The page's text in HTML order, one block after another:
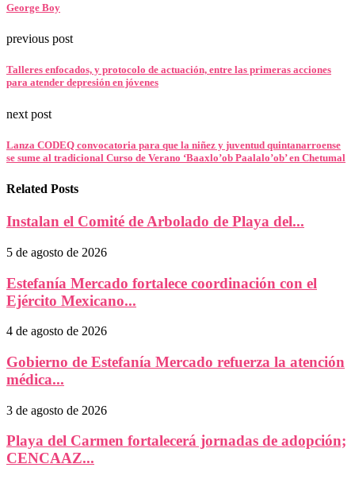
George Boy
previous post
Talleres enfocados, y protocolo de actuación, entre las primeras acciones
para atender depresión en jóvenes
next post
Lanza CODEQ convocatoria para que la niñez y juventud quintanarroense
se sume al tradicional Curso de Verano ‘Baaxlo’ob Paalalo’ob’ en Chetumal
Related Posts
Instalan el Comité de Arbolado de Playa del...
5 de agosto de 2026
Estefanía Mercado fortalece coordinación con el
Ejército Mexicano...
4 de agosto de 2026
Gobierno de Estefanía Mercado refuerza la atención
médica...
3 de agosto de 2026
Playa del Carmen fortalecerá jornadas de adopción;
CENCAAZ...